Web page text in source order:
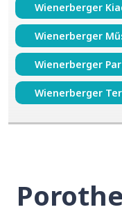
Wienerberger
Wienerberger
Wienerberger
Wienerberger